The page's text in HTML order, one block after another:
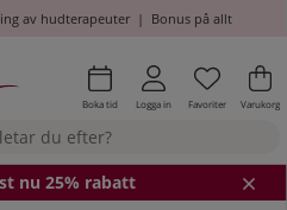
av hudterapeuter| Bonus på allt
Boka tid Logga in Antal i
.
Favoriter .
Varukorg
nu 25% rabatt